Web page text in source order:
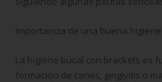
Importancia de una buena
La higiene bucal con brackets es
formación de caries, gingivitis o